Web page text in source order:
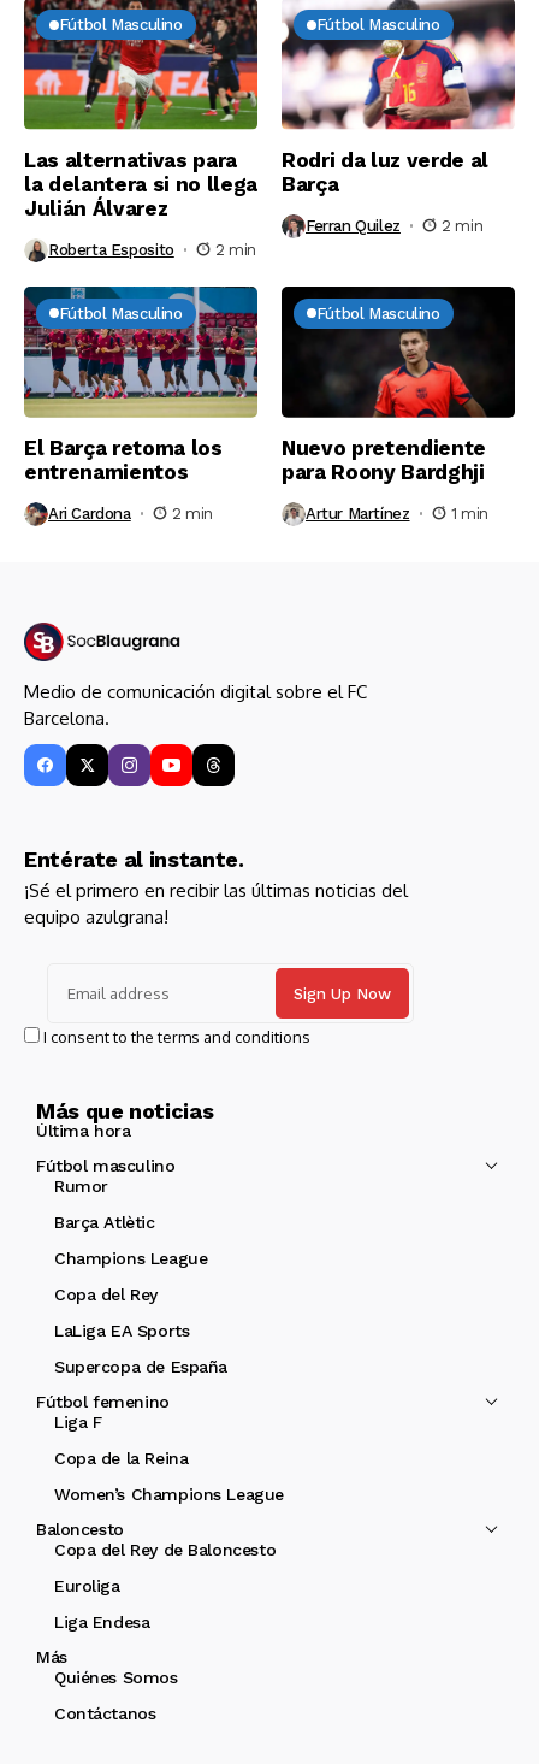
Fútbol Masculino
Las alternativas para
la delantera si no llega
Julián Álvarez
Roberta Esposito 2 min
Fútbol Masculino
Rodri da luz verde al
Barça
Ferran Quilez 2 min
Fútbol Masculino
El Barça retoma los
entrenamientos
Ari Cardona 2 min
Fútbol Masculino
Nuevo pretendiente
para Roony Bardghji
Artur Martínez 1 min
Medio de comunicación digital sobre el FC
Barcelona.
Entérate al instante.
¡Sé el primero en recibir las últimas noticias del
equipo azulgrana!
I consent to the terms and conditions
Más que noticias
Última hora
Fútbol masculino
Rumor
Barça Atlètic
Champions League
Copa del Rey
LaLiga EA Sports
Supercopa de España
Fútbol femenino
Liga F
Copa de la Reina
Women’s Champions League
Baloncesto
Copa del Rey de Baloncesto
Euroliga
Liga Endesa
Más
Quiénes Somos
Contáctanos